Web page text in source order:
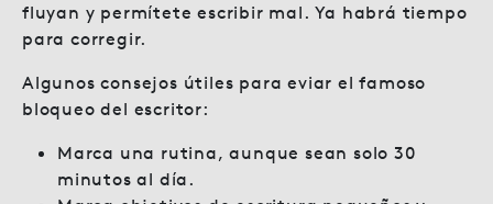
fluyan y permítete escribir mal. Ya habrá tiempo
para corregir.
Algunos consejos útiles para eviar el famoso
bloqueo del escritor:
Marca una rutina, aunque sean solo 30
minutos al día.